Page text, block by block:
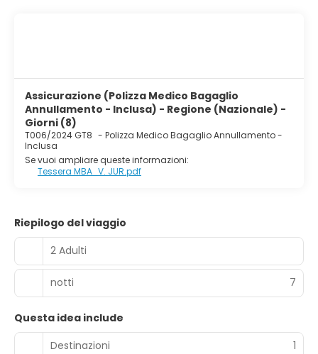
Assicurazione (Polizza Medico Bagaglio
Annullamento - Inclusa) - Regione (Nazionale) -
Giorni (8)
T006/2024 GT8 - Polizza Medico Bagaglio Annullamento -
Inclusa
Se vuoi ampliare queste informazioni:
Tessera MBA_V. JUR.pdf
Riepilogo del viaggio
2 Adulti
notti 7
Questa idea include
Destinazioni
1